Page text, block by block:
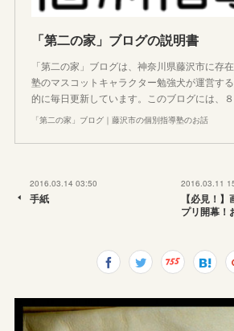
「第二の家」ブログの説明書
「第二の家」ブログは、神奈川県藤沢市に存
塾のマスコットキャラクター勉強犬が運営す
的に毎日更新しています。このブログには、
「第二の家」ブログ｜藤沢市の個別指導塾のお話
2016.03.14 03:50
手紙
2016.03.11
【必見！
プリ開幕！